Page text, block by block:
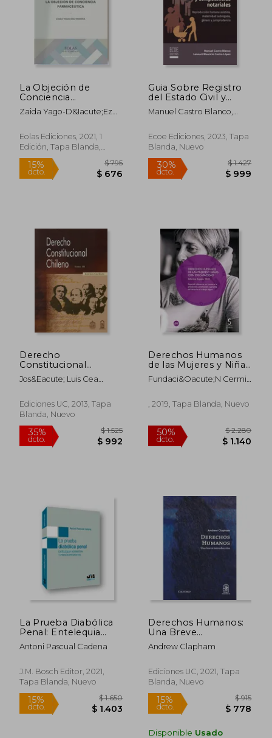
La Objeción de
Conciencia
Farmacéutica
Zaida Yago-D&Iacute;Ez
Eolas Ediciones, 2021, 1
Edición, Tapa Blanda,
Nuevo
15%
dcto.
Guia Sobre Registro
del Estado Civil y
Competencias
Notariales
Manuel Castro Blanco,
Lopez
Ecoe Ediciones, 2023, Tapa
Blanda, Nuevo
30%
dcto.
Derecho
Constitucional
Chileno Tomo iii
Jos&Eacute; Luis Cea
Ediciones UC, 2013, Tapa
Blanda, Nuevo
35%
dcto.
Derechos Humanos
de las Mujeres y Niñas
con Discapacidad.
Informe España 2018:
en Cuanto a la
del. 10 (Generosidad,
Género y
Fundaci&Oacute;N Cermi
, 2019, Tapa Blanda, Nuevo
50%
dcto.
La Prueba Diabólica
Penal: Entelequia
Normativa y Prisión
Preventiva
Antoni Pascual Cadena
J.M. Bosch Editor, 2021,
Tapa Blanda, Nuevo
Derechos Humanos:
Una Breve
Introducción
Andrew Clapham
Ediciones UC, 2021, Tapa
Blanda, Nuevo
Disponible Usado